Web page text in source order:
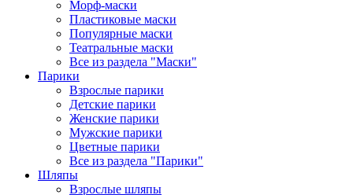
Морф-маски
Пластиковые маски
Популярные маски
Театральные маски
Все из раздела "Маски"
Парики
Взрослые парики
Детские парики
Женские парики
Мужские парики
Цветные парики
Все из раздела "Парики"
Шляпы
Взрослые шляпы